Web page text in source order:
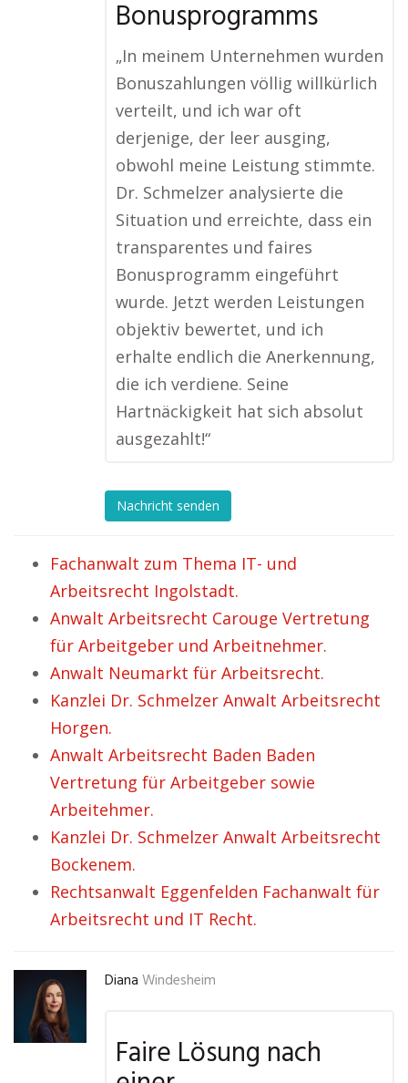
Bonusprogramms
„In meinem Unternehmen wurden
Bonuszahlungen völlig willkürlich
verteilt, und ich war oft
derjenige, der leer ausging,
obwohl meine Leistung stimmte.
Dr. Schmelzer analysierte die
Situation und erreichte, dass ein
transparentes und faires
Bonusprogramm eingeführt
wurde. Jetzt werden Leistungen
objektiv bewertet, und ich
erhalte endlich die Anerkennung,
die ich verdiene. Seine
Hartnäckigkeit hat sich absolut
ausgezahlt!“
Nachricht senden
Fachanwalt zum Thema IT- und
Arbeitsrecht Ingolstadt.
Anwalt Arbeitsrecht Carouge Vertretung
für Arbeitgeber und Arbeitnehmer.
Anwalt Neumarkt für Arbeitsrecht.
Kanzlei Dr. Schmelzer Anwalt Arbeitsrecht
Horgen.
Anwalt Arbeitsrecht Baden Baden
Vertretung für Arbeitgeber sowie
Arbeitehmer.
Kanzlei Dr. Schmelzer Anwalt Arbeitsrecht
Bockenem.
Rechtsanwalt Eggenfelden Fachanwalt für
Arbeitsrecht und IT Recht.
Diana Windesheim
Faire Lösung nach